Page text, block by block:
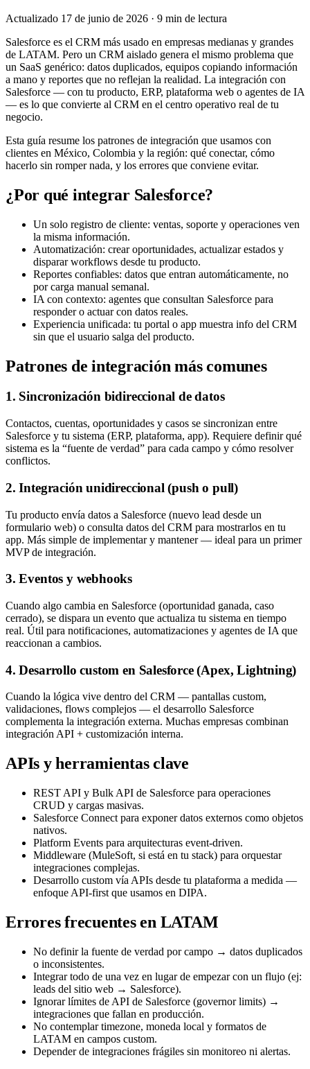
Actualizado 17 de junio de 2026 · 9 min de lectura
Salesforce es el CRM más usado en empresas medianas y grandes
de LATAM. Pero un CRM aislado genera el mismo problema que
un SaaS genérico: datos duplicados, equipos copiando información
a mano y reportes que no reflejan la realidad. La integración con
Salesforce — con tu producto, ERP, plataforma web o agentes de IA
— es lo que convierte al CRM en el centro operativo real de tu
negocio.
Esta guía resume los patrones de integración que usamos con
clientes en México, Colombia y la región: qué conectar, cómo
hacerlo sin romper nada, y los errores que conviene evitar.
¿Por qué integrar Salesforce?
Un solo registro de cliente: ventas, soporte y operaciones ven
la misma información.
Automatización: crear oportunidades, actualizar estados y
disparar workflows desde tu producto.
Reportes confiables: datos que entran automáticamente, no
por carga manual semanal.
IA con contexto: agentes que consultan Salesforce para
responder o actuar con datos reales.
Experiencia unificada: tu portal o app muestra info del CRM
sin que el usuario salga del producto.
Patrones de integración más comunes
1. Sincronización bidireccional de datos
Contactos, cuentas, oportunidades y casos se sincronizan entre
Salesforce y tu sistema (ERP, plataforma, app). Requiere definir qué
sistema es la “fuente de verdad” para cada campo y cómo resolver
conflictos.
2. Integración unidireccional (push o pull)
Tu producto envía datos a Salesforce (nuevo lead desde un
formulario web) o consulta datos del CRM para mostrarlos en tu
app. Más simple de implementar y mantener — ideal para un primer
MVP de integración.
3. Eventos y webhooks
Cuando algo cambia en Salesforce (oportunidad ganada, caso
cerrado), se dispara un evento que actualiza tu sistema en tiempo
real. Útil para notificaciones, automatizaciones y agentes de IA que
reaccionan a cambios.
4. Desarrollo custom en Salesforce (Apex, Lightning)
Cuando la lógica vive dentro del CRM — pantallas custom,
validaciones, flows complejos — el desarrollo Salesforce
complementa la integración externa. Muchas empresas combinan
integración API + customización interna.
APIs y herramientas clave
REST API y Bulk API de Salesforce para operaciones
CRUD y cargas masivas.
Salesforce Connect para exponer datos externos como objetos
nativos.
Platform Events para arquitecturas event-driven.
Middleware (MuleSoft, si está en tu stack) para orquestar
integraciones complejas.
Desarrollo custom vía APIs desde tu plataforma a medida —
enfoque API-first que usamos en DIPA.
Errores frecuentes en LATAM
No definir la fuente de verdad por campo → datos duplicados
o inconsistentes.
Integrar todo de una vez en lugar de empezar con un flujo (ej:
leads del sitio web → Salesforce).
Ignorar límites de API de Salesforce (governor limits) →
integraciones que fallan en producción.
No contemplar timezone, moneda local y formatos de
LATAM en campos custom.
Depender de integraciones frágiles sin monitoreo ni alertas.